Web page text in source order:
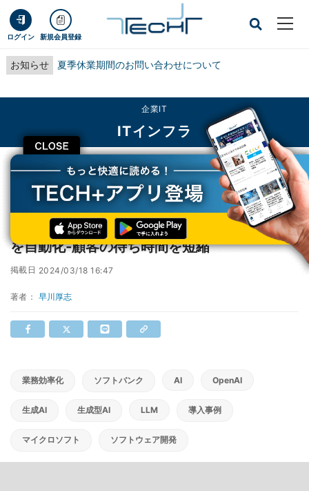
ログイン 新規会員登録
お知らせ 夏季休業期間のお問い合わせについて
CLOSE
企業IT
ITインフラ
TECH+ 企業IT
ITインフラ
ソフトバンク、生成AIでコールセンター業務を自動化‐顧客の待ち時間を短縮
ソフトバンク、生成AIでコールセンター業務
を自動化‐顧客の待ち時間を短縮
掲載日 2024/03/18 16:47
著者： 早川厚志
業務効率化 ソフトバンク AI OpenAI
生成AI 生成型AI LLM 導入事例
マイクロソフト ソフトウェア開発